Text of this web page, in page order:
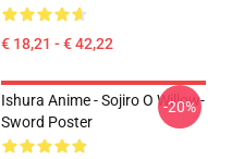
€ 18,21 - € 42,22
Ishura Anime - Sojiro O Willow-
Sword Poster
-20%